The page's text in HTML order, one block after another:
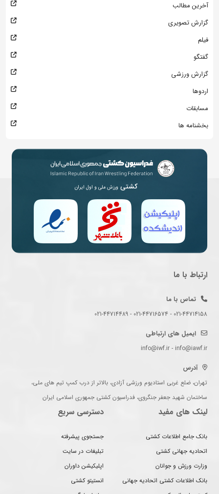
آخرین مطالب
گزارش تصویری
فیلم
گفتگو
گزارش ورزشی
اردوها
مسابقات
بخشنامه ها
کشتی ورزش ملی و اول ایران
ارتباط با ما
تماس با ما
021-44714158 - 021-44716574 - 021-44714489
ایمیل های ارتباطی
info@iwf.ir - info@iawf.ir
آدرس
تهران، ضلع غربی استادیوم ورزشی آزادی، بالاتر از درب کمپ تیم های ملی،
ساختمان شهید جعفر جنگروی، فدراسیون کشتی جمهوری اسلامی ایران
لینک های مفید
بانک جامع اطلاعات کشتی
اتحادیه جهانی کشتی
وزارت ورزش و جوانان
بانک اطلاعات کشتی اتحادیه جهانی
دسترسی سریع
جستجوی پیشرفته
تبلیغات در سایت
اپلیکیشن داوران
انستیتو کشتی